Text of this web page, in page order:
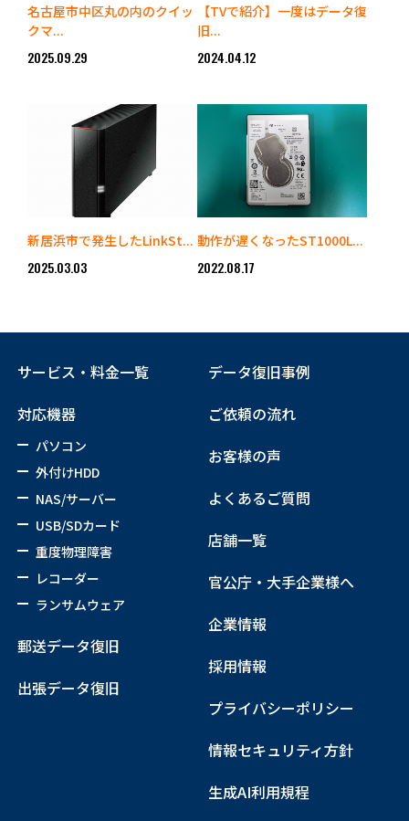
名古屋市中区丸の内のクイッ
クマ...
2025.09.29
【TVで紹介】一度はデータ復
旧...
2024.04.12
新居浜市で発生したLinkSt...
2025.03.03
動作が遅くなったST1000L...
2022.08.17
サービス・料金一覧
対応機器
パソコン
外付けHDD
NAS/サーバー
USB/SDカード
重度物理障害
レコーダー
ランサムウェア
郵送データ復旧
出張データ復旧
データ復旧事例
ご依頼の流れ
お客様の声
よくあるご質問
店舗一覧
官公庁・大手企業様へ
企業情報
採用情報
プライバシーポリシー
情報セキュリティ方針
生成AI利用規程